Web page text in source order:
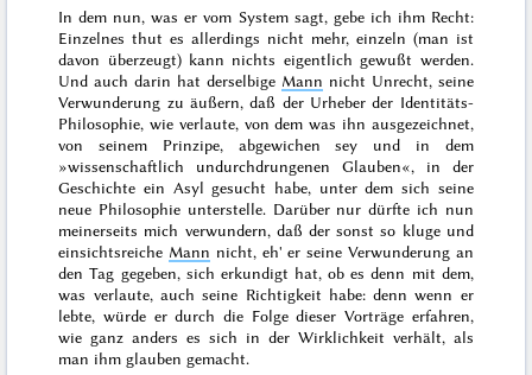
In dem nun, was er vom System sagt, gebe ich ihm Recht:
Einzelnes thut es allerdings nicht mehr, einzeln (man ist
davon überzeugt) kann nichts eigentlich gewußt werden.
Und auch darin hat derselbige Mann nicht Unrecht, seine
Verwunderung zu äußern,daß der Urheber der Identitäts-
Philosophie, wie verlaute, von dem was ihn ausgezeichnet,
von seinem Prinzipe, abgewichen sey und in dem
»wissenschaftlich undurchdrungenen Glauben«, in der
Geschichte ein Asyl gesucht habe, unter dem sich seine
neue Philosophie unterstelle. Darüber nur dürfte ich nun
meinerseits mich verwundern, daß der sonst so kluge und
einsichtsreiche Mann nicht, eh' er seine Verwunderung an
den Tag gegeben, sich erkundigt hat, ob es denn mit dem,
was verlaute, auch seine Richtigkeit habe: denn wenn er
lebte, würde er durch die Folge dieser Vorträge erfahren,
wie ganz anders es sich in der Wirklichkeit verhält, als
man ihm glauben gemacht.